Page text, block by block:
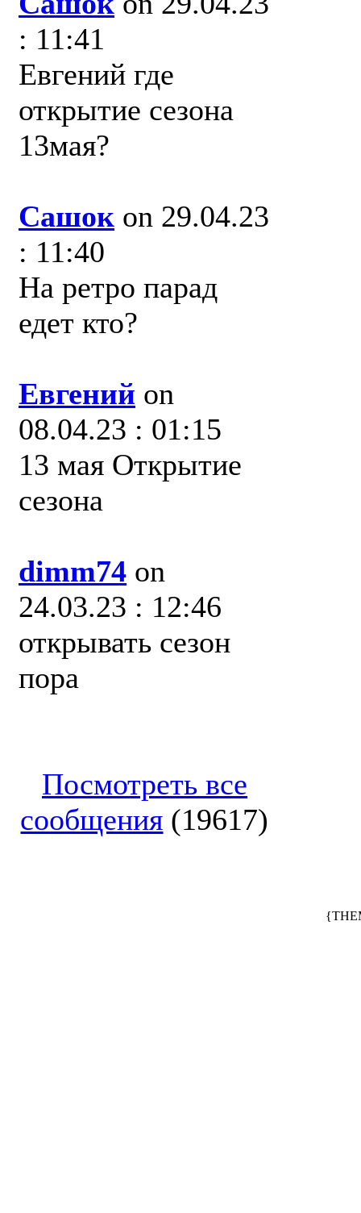
: 11:41
Евгений где
открытие сезона
13мая?
Сашок on 29.04.23
: 11:40
На ретро парад
едет кто?
Евгений on
08.04.23 : 01:15
13 мая Открытие
сезона
dimm74 on
24.03.23 : 12:46
открывать сезон
пора
Посмотреть все
сообщения (19617)